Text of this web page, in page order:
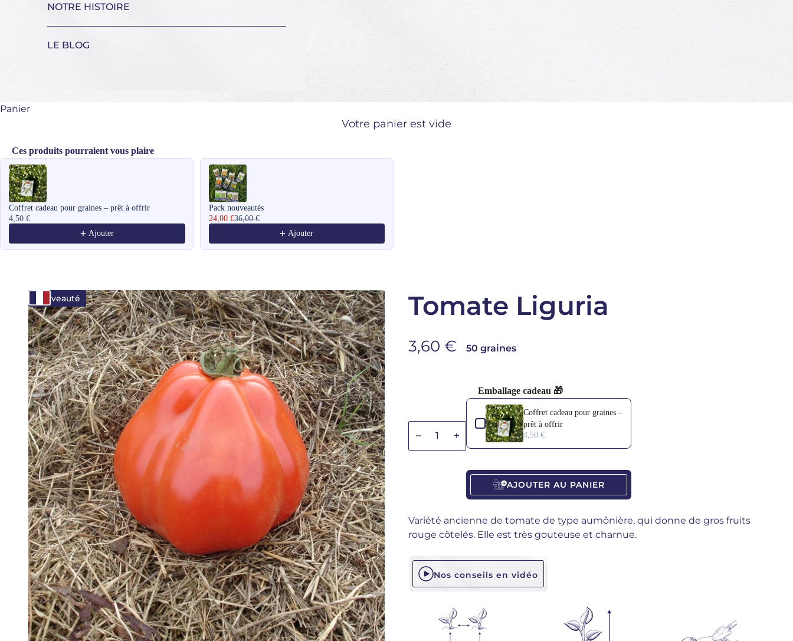
NOTRE HISTOIRE
LE BLOG
Panier
Votre panier est vide
Ces produits pourraient vous plaire
Use the Previous and Next buttons to navigate through product recommendations, or scroll horizontally to view more products.
Coffret cadeau pour graines – prêt à offrir
4,50 €
Ajouter
Pack nouveautés
24,00 €36,00 €
Ajouter
Nouveauté Tomate Liguria
Prix de vente
3,60 € 50 graines
Diminuer la quantité
Diminuer la quantité
Emballage cadeau 🎁
Use the Previous and Next buttons to navigate through product add-ons, or scroll
Coffret cadeau pour graines –
prêt à offrir
4,50 €
AJOUTER AU PANIER
Variété ancienne de tomate de type aumônière, qui donne de gros fruits
rouge côtelés. Elle est très gouteuse et charnue.
Nos conseils en vidéo